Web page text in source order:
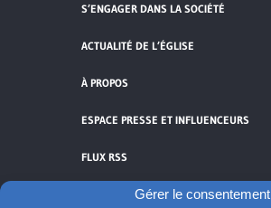
Gérer le consentement
S’ENGAGER DANS LA SOCIÉTÉ
ACTUALITÉ DE L’ÉGLISE
À PROPOS
ESPACE PRESSE ET INFLUENCEURS
FLUX RSS